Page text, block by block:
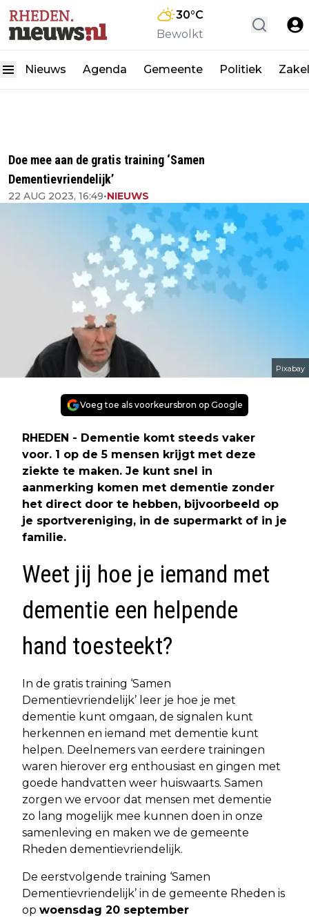
30°C
Bewolkt
Nieuws Agenda Gemeente Politiek
Doe mee aan de gratis training ‘Samen
Dementievriendelijk’
22 AUG 2023, 16:49•NIEUWS
Pixabay
Voeg toe als voorkeursbron op Google
RHEDEN - Dementie komt steeds vaker
voor. 1 op de 5 mensen krijgt met deze
ziekte te maken. Je kunt snel in
aanmerking komen met dementie zonder
het direct door te hebben, bijvoorbeeld op
je sportvereniging, in de supermarkt of in je
familie.
Weet jij hoe je iemand met
dementie een helpende
hand toesteekt?
In de gratis training ‘Samen
Dementievriendelijk’ leer je hoe je met
dementie kunt omgaan, de signalen kunt
herkennen en iemand met dementie kunt
helpen. Deelnemers van eerdere trainingen
waren hierover erg enthousiast en gingen met
goede handvatten weer huiswaarts. Samen
zorgen we ervoor dat mensen met dementie
zo lang mogelijk mee kunnen doen in onze
samenleving en maken we de gemeente
Rheden dementievriendelijk.
De eerstvolgende training ‘Samen
Dementievriendelijk’ in de gemeente Rheden is
op woensdag 20 september